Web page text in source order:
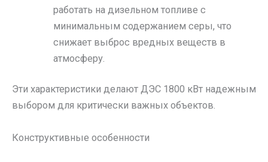
работать на дизельном топливе с
минимальным содержанием серы, что
снижает выброс вредных веществ в
атмосферу.
Эти характеристики делают ДЭС 1800 кВт надежным
выбором для критически важных объектов.
Конструктивные особенности